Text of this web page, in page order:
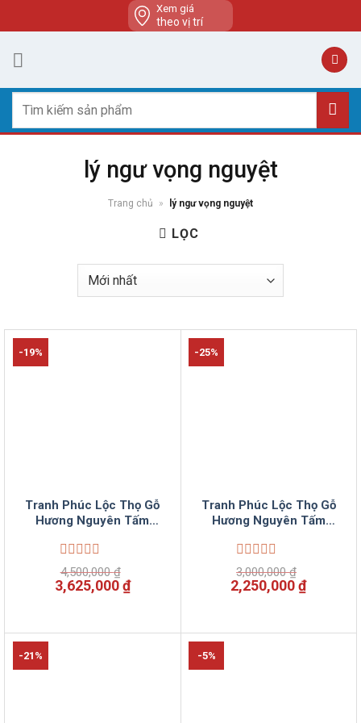
to
content
Xem giá
theo vị trí
kiếm:
lý ngư vọng nguyệt
Trang chủ » lý ngư vọng nguyệt
LỌC
-19%
Tranh Phúc Lộc Thọ Gỗ
Hương Nguyên Tấm
Được
xếp
hạng
sao
4,500,000₫
Giá
gốc
4,500,000 ₫.
3,625,000₫Giá
hiện
là:
3,625,000 ₫.
-25%
Tranh Phúc Lộc Thọ Gỗ
Hương Nguyên Tấm
Được
xếp
hạng
sao
3,000,000₫
Giá
gốc
3,000,000 ₫.
2,250,000₫Giá
là:
-21% -5%